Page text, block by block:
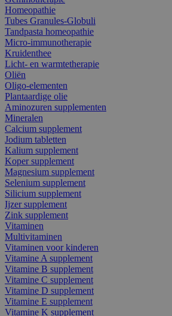
Homeopathie
Tubes Granules-Globuli
Tandpasta homeopathie
Micro-immunotherapie
Kruidenthee
Licht- en warmtetherapie
Oliën
Oligo-elementen
Plantaardige olie
Aminozuren supplementen
Mineralen
Calcium supplement
Jodium tabletten
Kalium supplement
Koper supplement
Magnesium supplement
Selenium supplement
Silicium supplement
Ijzer supplement
Zink supplement
Vitaminen
Multivitaminen
Vitaminen voor kinderen
Vitamine A supplement
Vitamine B supplement
Vitamine C supplement
Vitamine D supplement
Vitamine E supplement
Vitamine K supplement